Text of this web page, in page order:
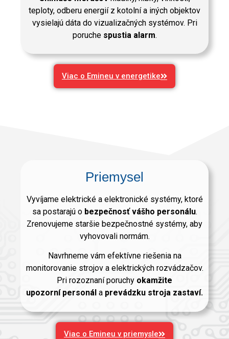
teploty, odberu energií z kotolní a iných objektov
vysielajú dáta do vizualizačných systémov. Pri
poruchespustia alarm.
Viac o Emineu v energetike
Priemysel
Vyvíjame elektrické a elektronické systémy, ktoré
sa postarajú o bezpečnosť vášho personálu.
Zrenovujeme staršie bezpečnostné systémy, aby
vyhovovali normám.
Navrhneme vám efektívne riešenia na
monitorovanie strojov a elektrických rozvádzačov.
Pri rozoznaní poruchy okamžite
upozorní personál a prevádzku stroja zastaví.
Viac o Emineu v priemysle